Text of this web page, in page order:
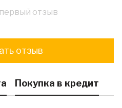
отзыв
отзыв
Покупка в кредит